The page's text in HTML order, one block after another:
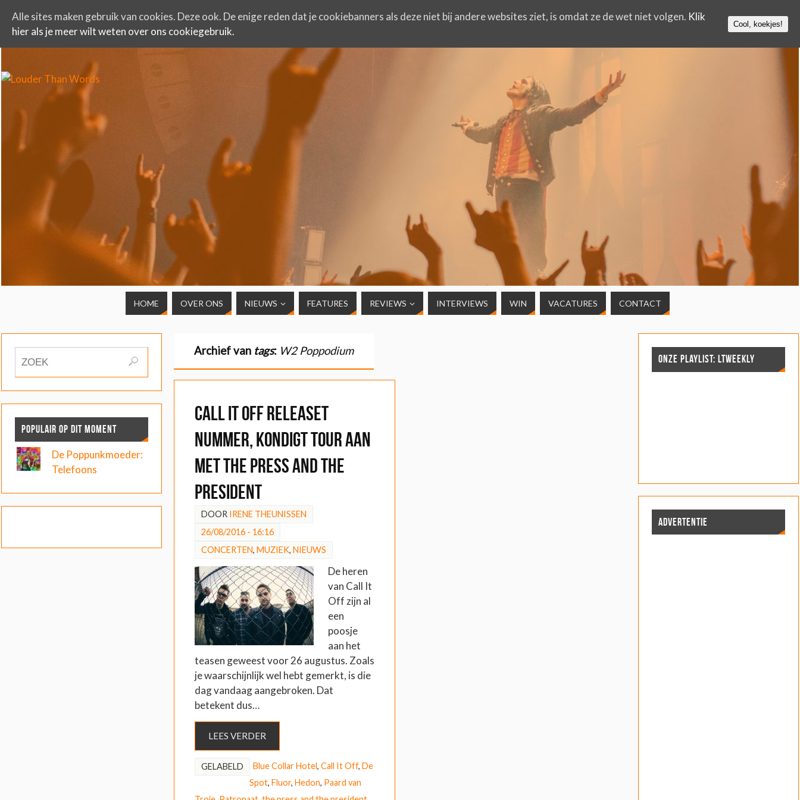
HOME OVER ONS NIEUWS FEATURES REVIEWS INTERVIEWS WIN VACATURES CONTACT
Archief van tags: W2 Poppodium
Call It Off releaset
nummer, kondigt tour aan
met The Press and the
President
DOOR IRENE THEUNISSEN
26/08/2016 - 16:16
CONCERTEN, MUZIEK, NIEUWS
De heren
van Call It
Off zijn al
een
poosje
aan het
teasen geweest voor 26 augustus. Zoals
je waarschijnlijk wel hebt gemerkt, is die
dag vandaag aangebroken. Dat
betekent dus…
LEES VERDER
GELABELD Blue Collar Hotel, Call It Off, De
Spot, Fluor, Hedon, Paard van
POPULAIR OP DIT MOMENT
De Poppunkmoeder:
Telefoons
ONZE PLAYLIST: LTWEEKLY
ADVERTENTIE
Alle sites maken gebruik van cookies. Deze ook. De enige reden dat je cookiebanners als deze niet bij andere websites ziet, is omdat ze de wet niet volgen. Klik
hier als je meer wilt weten over ons cookiegebruik.
Cool, koekjes!